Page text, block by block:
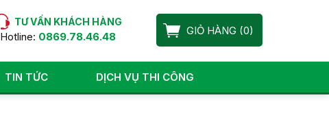
GIỎ HÀNG (0)
TƯ VẤN KHÁCH HÀNG
Hotline: 0869.78.46.48
TIN TỨC DỊCH VỤ THI CÔNG